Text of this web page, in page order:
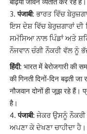
पंजाबी: ਭਾਰਤ ਵਿੱਚ
ਇਸ ਦੇਸ਼ ਵਿੱਚ ਬੇਰੁਜ਼ਗਾਰਾਂ ਦੀ
ਸਮੱਸਿਆ ਨਾਲ ਪਿੰਡਾਂ ਅਤੇ
ਨੌਜਵਾਨ ਚੰਗੀ ਨੌਕਰੀ ਵੱਲ ਨੂੰ
हिंदी: भारत में बेरोजगारी की
की गिनती दिनों-दिन बढ़ती
नौजवान दोनों ही जूझ रहे हैं।
है।
पंजाबी: ਜੇਕਰ ਉਸਨੂੰ ਨੌਕਰੀ
ਅਪਣਾ ਕੇ ਦੇਖਣਾ ਚਾਹੀਦਾ